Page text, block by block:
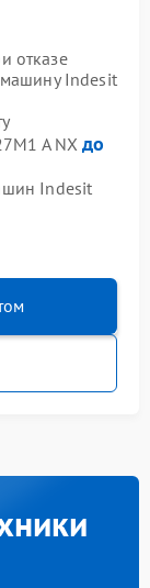
отказе
Indesit
A NXдо
Indesit